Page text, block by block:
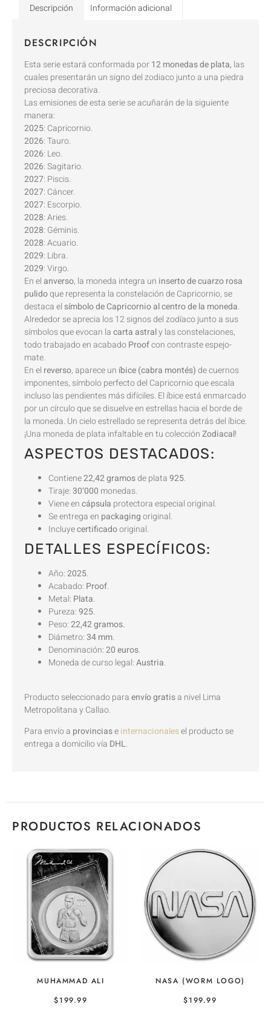
Descripción Información adicional
DESCRIPCIÓN
Esta serie estará conformada por12 monedas de plata, las
cuales presentarán un signo del zodiaco junto a una piedra
preciosa decorativa.
Las emisiones de esta serie se acuñarán de la siguiente
manera:
2025: Capricornio.
2026: Tauro.
2026: Leo.
2026: Sagitario.
2027: Piscis.
2027: Cáncer.
2027: Escorpio.
2028: Aries.
2028: Géminis.
2028: Acuario.
2029: Libra.
2029: Virgo.
En el anverso, la moneda integra un inserto de cuarzo rosa
pulidoque representa la constelación de Capricornio, se
destaca el símbolo de Capricornio al centro de la moneda.
Alrededor se aprecia los 12 signos del zodíaco junto a sus
símbolos que evocan lacarta astraly las constelaciones,
todo trabajado en acabadoProofcon contraste espejo-
mate.
En el reverso, aparece un íbice (cabra montés)de cuernos
imponentes, símbolo perfecto del Capricornio que escala
incluso las pendientes más difíciles. El íbice está enmarcado
por un círculo que se disuelve en estrellas hacia el borde de
la moneda. Un cielo estrellado se representa detrás del íbice.
¡Una moneda de plata infaltable en tu colecciónZodiacal!
ASPECTOS DESTACADOS:
Contiene22,42 gramosde plata925.
Tiraje: 30’000 monedas.
Viene encápsula protectora especial original.
Se entrega en packagingoriginal.
Incluyecertificadooriginal.
DETALLES ESPECÍFICOS:
Año:2025.
Acabado: Proof.
Metal: Plata.
Pureza:925.
Peso:22,42 gramos.
Diámetro: 34 mm.
Denominación:20 euros.
Moneda de curso legal:Austria.
Producto seleccionado paraenvío gratisa nivel Lima
Metropolitana y Callao.
Para envío a provinciaseinternacionalesel producto se
entrega a domicilio vía DHL.
PRODUCTOS RELACIONADOS
MUHAMMAD ALI
$199.99
NASA (WORM LOGO)
$199.99